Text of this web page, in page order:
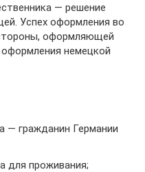
— решение
Успех оформления во
оформляющей
немецкой
— гражданин Германии
для проживания;